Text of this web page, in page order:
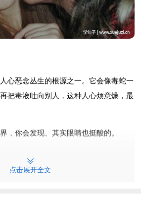
恶念丛生的根源之一。它会像毒蛇一
把毒液吐向别人，这种人心烦意燥，最
你会发现、其实眼睛也挺酸的。
点击展开全文